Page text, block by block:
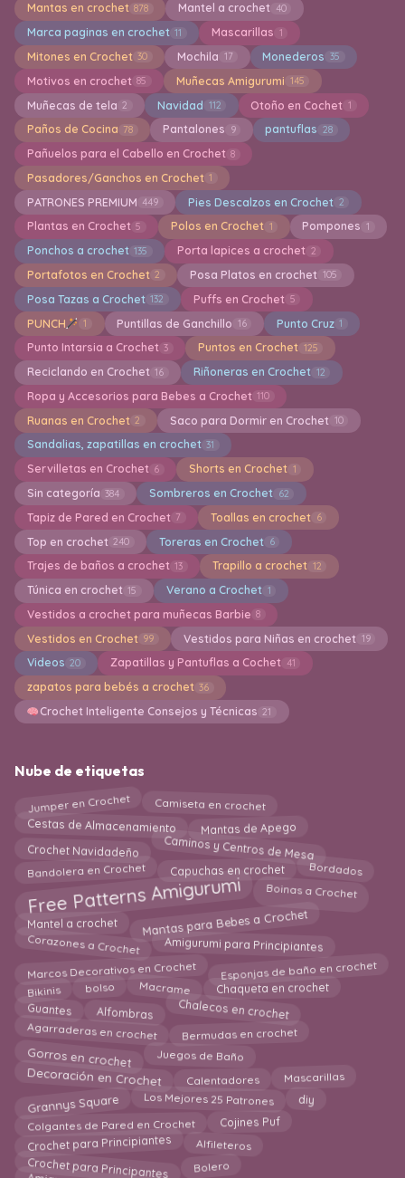
Mantas en crochet 878 Mantel a crochet 40
Marca paginas en crochet 11 Mascarillas 1
Mitones en Crochet 30 Mochila 17 Monederos 35
Motivos en crochet 85 Muñecas Amigurumi 145
Muñecas de tela 2 Navidad 112 Otoño en Cochet 1
Paños de Cocina 78 Pantalones 9 pantuflas 28
Pañuelos para el Cabello en Crochet 8
Pasadores/Ganchos en Crochet 1
PATRONES PREMIUM 449 Pies Descalzos en Crochet 2
Plantas en Crochet 5 Polos en Crochet 1 Pompones 1
Ponchos a crochet 135 Porta lapices a crochet 2
Portafotos en Crochet 2 Posa Platos en crochet 105
Posa Tazas a Crochet 132 Puffs en Crochet 5
PUNCH 1 Puntillas de Ganchillo 16 Punto Cruz 1
Punto Intarsia a Crochet 3 Puntos en Crochet 125
Reciclando en Crochet 16 Riñoneras en Crochet 12
Ropa y Accesorios para Bebes a Crochet 110
Ruanas en Crochet 2 Saco para Dormir en Crochet 10
Sandalias, zapatillas en crochet 31
Servilletas en Crochet 6 Shorts en Crochet 1
Sin categoría 384 Sombreros en Crochet 62
Tapiz de Pared en Crochet 7 Toallas en crochet 6
Top en crochet 240 Toreras en Crochet 6
Trajes de baños a crochet 13 Trapillo a crochet 12
Túnica en crochet 15 Verano a Crochet 1
Vestidos a crochet para muñecas Barbie 8
Vestidos en Crochet 99 Vestidos para Niñas en crochet 19
Videos 20 Zapatillas y Pantuflas a Cochet 41
zapatos para bebés a crochet 36
Crochet Inteligente Consejos y Técnicas 21
Nube de etiquetas
Jumper en Crochet Camiseta en crochet
Cestas de Almacenamiento Mantas de Apego
Crochet Navidadeño Caminos y Centros de Mesa
Bandolera en Crochet Capuchas en crochet Bordados
Free Patterns Amigurumi Boinas a Crochet
Mantel a crochet Mantas para Bebes a Crochet
Corazones a Crochet Amigurumi para Principiantes
Marcos Decorativos en Crochet Esponjas de baño en crochet
Bikinis bolso Macrame Chaqueta en crochet
Guantes Alfombras Chalecos en crochet
Agarraderas en crochet Bermudas en crochet
Gorros en crochet Juegos de Baño
Decoración en Crochet Calentadores Mascarillas
Grannys Square Los Mejores 25 Patrones diy
Colgantes de Pared en Crochet Cojines Puf
Crochet para Principiantes Alfileteros
Crochet para Principantes Bolero